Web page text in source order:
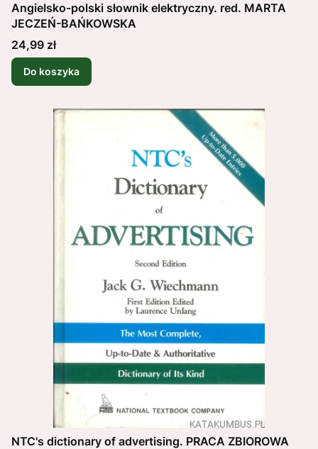
Angielsko-polski słownik elektryczny. red. MARTA
JECZEŃ-BAŃKOWSKA
Cena
24,99 zł
Do koszyka
NTC's dictionary of advertising. PRACA ZBIOROWA